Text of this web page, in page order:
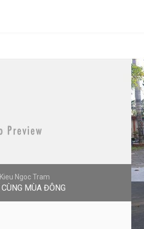
Ngoc Tram
MÙA ĐÔNG